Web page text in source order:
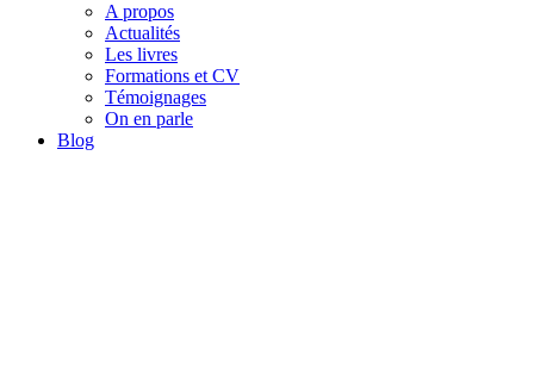
A propos
Actualités
Les livres
Formations et CV
Témoignages
On en parle
Blog